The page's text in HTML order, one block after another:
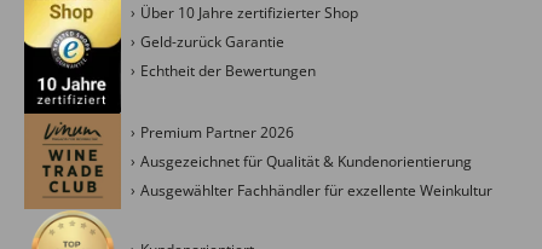
Über 10 Jahre zertifizierter Shop
Geld-zurück Garantie
Echtheit der Bewertungen
Premium Partner 2026
Ausgezeichnet für Qualität & Kundenorientierung
Ausgewählter Fachhändler für exzellente Weinkultur